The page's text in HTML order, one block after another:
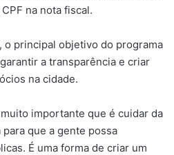
na nota fiscal.
o principal objetivo do programa
a transparência e criar
na cidade.
importante que é cuidar da
que a gente possa
É uma forma de criar um